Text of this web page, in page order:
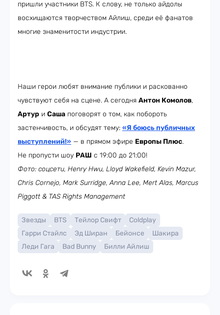
пришли участники BTS. К слову, не только айдолы
восхищаются творчеством Айлиш, среди её фанатов
многие знаменитости индустрии.
Наши герои любят внимание публики и раскованно
чувствуют себя на сцене. А сегодня Антон Комолов,
Артур и Саша поговорят о том, как побороть
застенчивость, и обсудят тему: «Я боюсь публичных
выступлений!» — в прямом эфире Европы Плюс.
Не пропусти шоу РАШ с 19:00 до 21:00!
Фото: соцсети, Henry Hwu, Lloyd Wakefield, Kevin Mazur,
Chris Cornejo, Mark Surridge, Anna Lee, Mert Alas, Marcus
Piggott & TAS Rights Management
Звезды BTS Тейлор Свифт
Coldplay
Гарри Стайлс
Эд Ширан Бейонсе
Шакира
Леди Гага
Bad Bunny Билли Айлиш